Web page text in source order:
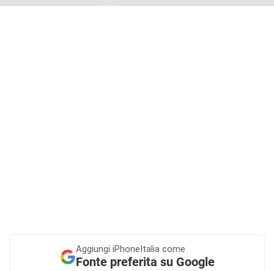
Aggiungi iPhoneItalia come
Fonte preferita su Google